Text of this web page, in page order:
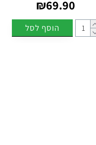
₪69.90
הוסף לסל